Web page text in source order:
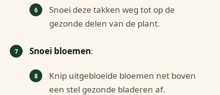
Snoei deze takken weg tot op de
gezonde delen van de plant.
Snoei bloemen:
Knip uitgebloeide bloemen net boven
een stel gezonde bladeren af.